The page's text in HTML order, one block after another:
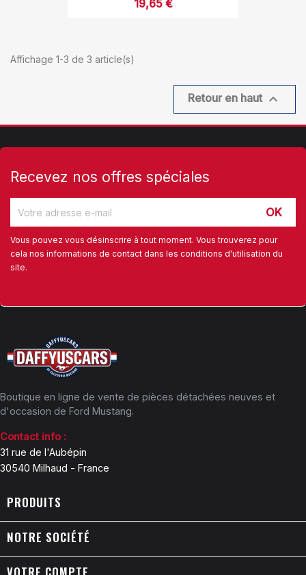
19,65 €
Affichage 1-3 de 3 article(s)
Retour en haut 
Recevez nos offres spéciales
Vous pouvez vous désinscrire à tout moment. Vous trouverez pour
cela nos informations de contact dans les conditions d'utilisation du
site.
Boutique en ligne de vente de pièces détachées neuves et
d'occasion de Ford Mustang.
Contact info :
31 rue de l'Aubépin
30540 Milhaud - France
PRODUITS
NOTRE SOCIÉTÉ